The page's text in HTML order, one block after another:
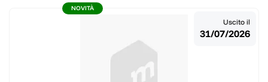
NOVITÀ
Uscito il
31/07/2026